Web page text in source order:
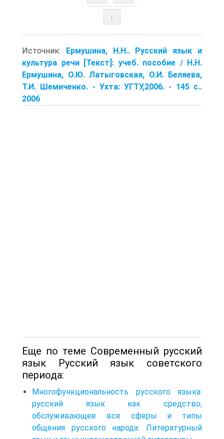
↑
Источник: Ермушина, Н.Н.. Русский язык и
культура речи [Текст]: учеб. пособие / Н.Н.
Ермушина, О.Ю. Латыговская, О.И. Беляева,
Т.И. Шемиченко. - Ухта: УГТУ,2006. - 145 с..
2006
Еще по теме Современный русский
язык Русский язык советского
периода:
Многофункциональность русского языка:
русский язык как средство,
обслуживающее все сферы и типы
общения русского народа. Литературный